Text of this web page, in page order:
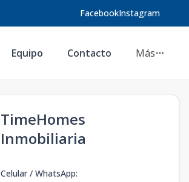
FacebookInstagram
Equipo Contacto Más
TimeHomes
Inmobiliaria
Celular / WhatsApp: